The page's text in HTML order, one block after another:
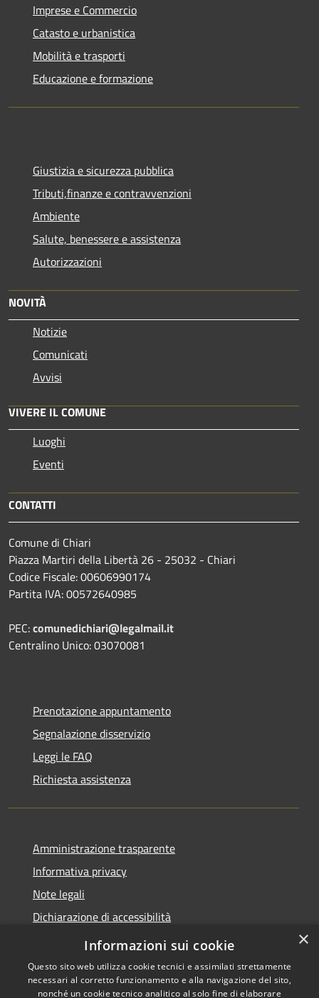
Imprese e Commercio
Catasto e urbanistica
Mobilità e trasporti
Educazione e formazione
Giustizia e sicurezza pubblica
Tributi,finanze e contravvenzioni
Ambiente
Salute, benessere e assistenza
Autorizzazioni
NOVITÀ
Notizie
Comunicati
Avvisi
VIVERE IL COMUNE
Luoghi
Eventi
CONTATTI
Comune di Chiari
Piazza Martiri della Libertà 26 - 25032 - Chiari
Codice Fiscale: 00606990174
Partita IVA: 00572640985
PEC:comunedichiari@legalmail.it
Centralino Unico: 03070081
Prenotazione appuntamento
Segnalazione disservizio
Leggi le FAQ
Richiesta assistenza
Amministrazione trasparente
Informativa privacy
Note legali
Dichiarazione di accessibilità
Obiettivi accessibilità
×
Informazioni sui cookie
Questo sito web utilizza cookie tecnici e assimilati strettamente
necessari al corretto funzionamento e alla navigazione del sito,
nonché un cookie tecnico analitico al solo fine di elaborare